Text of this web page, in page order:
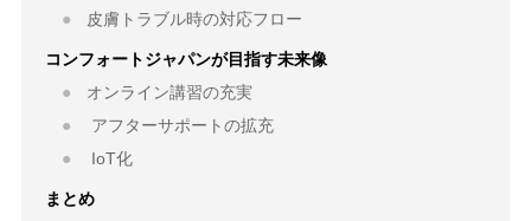
皮膚トラブル時の対応フロー
コンフォートジャパンが目指す未来像
オンライン講習の充実
アフターサポートの拡充
IoT化
まとめ